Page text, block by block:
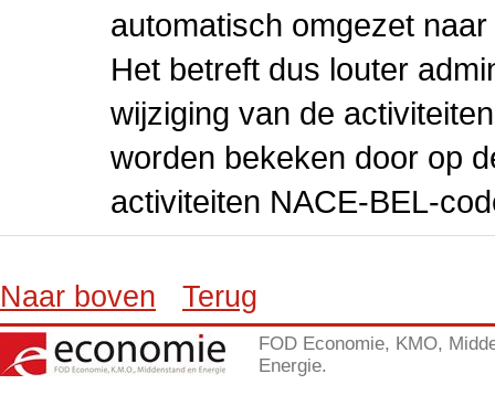
automatisch omgezet
Het betreft dus louter
wijziging van de
worden bekeken door op
activiteiten NACE-BEL-
Naar boven Terug
FOD Economie, KMO,
Energie.